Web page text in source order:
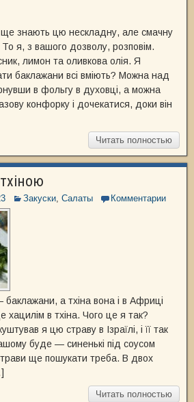
знають цю нескладну, але смачну
я, з вашого дозволу, розповім.
лимон та оливкова олія. Я
баклажани всі вміють? Можна над
в фольгу в духовці, а можна
конфорку і дочекатися, доки він
Читать полностью
Закуски, Салаты Комментарии
баклажани, а тхіна вона і в Африці
хацилім в тхіна. Чого це я так?
я цю страву в Ізраїлі, і її так
буде — синенькі під соусом
ще пошукати треба. В двох
Читать полностью